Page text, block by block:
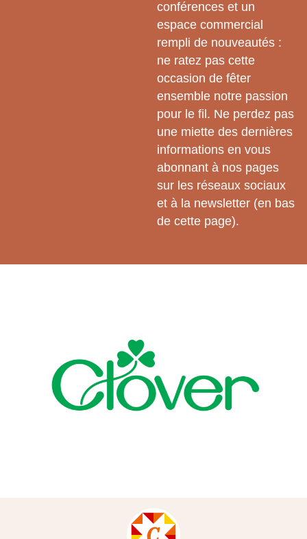
conférences et un
espace commercial
rempli de nouveautés :
ne ratez pas cette
occasion de fêter
ensemble notre passion
pour le fil. Ne perdez pas
une miette des dernières
informations en vous
abonnant à nos pages
sur les réseaux sociaux
et à la newsletter (en bas
de cette page).